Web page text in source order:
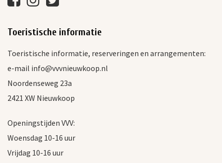
Toeristische informatie
Toeristische informatie, reserveringen en arrangementen:
e-mail info@vvvnieuwkoop.nl
Noordenseweg 23a
2421 XW Nieuwkoop
Openingstijden VVV:
Woensdag 10-16 uur
Vrijdag 10-16 uur